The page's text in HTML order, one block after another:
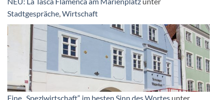
Stadtgespräche,Wirtschaft
Eine „Spezlwirtschaft“ im besten Sinn des Wortes unter